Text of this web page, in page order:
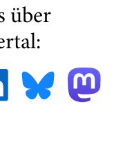
über